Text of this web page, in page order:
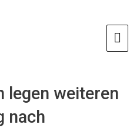
legen weiteren
nach